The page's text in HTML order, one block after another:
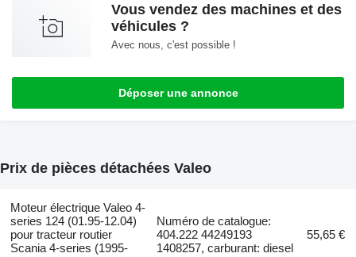
Vous vendez des machines et des
véhicules ?
Avec nous, c'est possible !
Déposer une annonce
Prix de pièces détachées Valeo
Moteur électrique Valeo 4-
series 124 (01.95-12.04)
pour tracteur routier
Scania 4-series (1995-
Numéro de catalogue:
404.222 44249193
1408257, carburant: diesel
55,65 €